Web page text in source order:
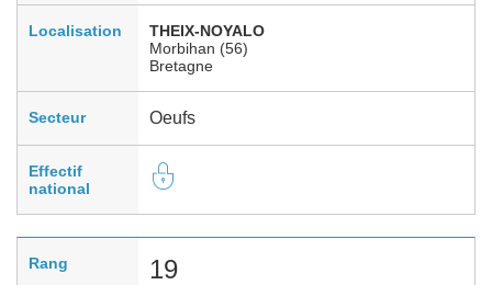
Localisation
THEIX-NOYALO
Morbihan (56)
Bretagne
Secteur Oeufs
Effectif
national
Rang 19